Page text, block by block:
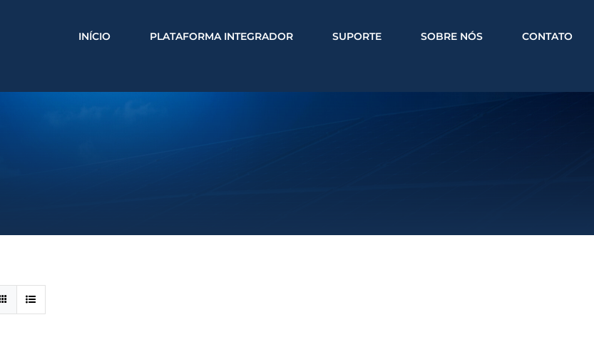
INÍCIO PLATAFORMA INTEGRADOR SUPORTE SOBRE NÓS CONTATO